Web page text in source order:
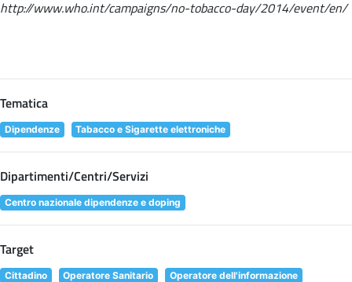
http://www.who.int/campaigns/no-tobacco-day/2014/event/en/
Tematica
Dipendenze Tabacco e Sigarette elettroniche
Dipartimenti/Centri/Servizi
Centro nazionale dipendenze e doping
Target
Cittadino Operatore Sanitario Operatore dell'informazione